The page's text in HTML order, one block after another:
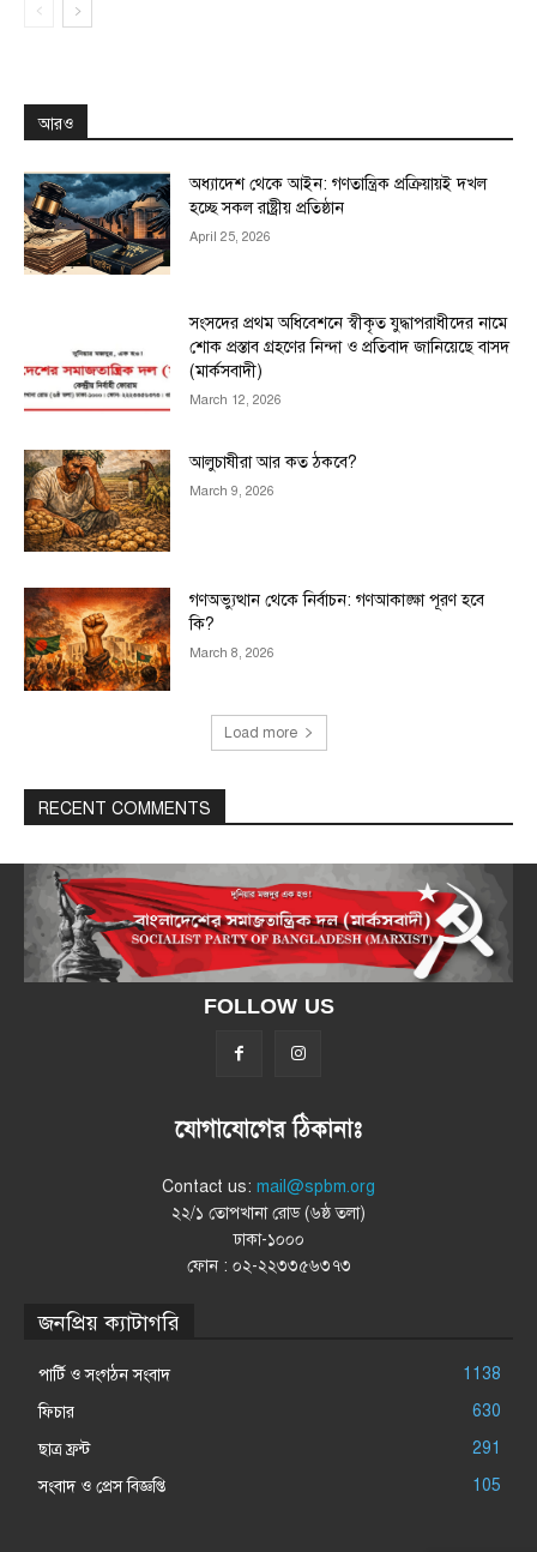
আরও
অধ্যাদেশ থেকে আইন: গণতান্ত্রিক প্রক্রিয়ায়ই দখল
হচ্ছে সকল রাষ্ট্রীয় প্রতিষ্ঠান
April 25, 2026
সংসদের প্রথম অধিবেশনে স্বীকৃত যুদ্ধাপরাধীদের নামে
শোক প্রস্তাব গ্রহণের নিন্দা ও প্রতিবাদ জানিয়েছে বাসদ
(মার্কসবাদী)
March 12, 2026
আলুচাষীরা আর কত ঠকবে?
March 9, 2026
গণঅভ্যুত্থান থেকে নির্বাচন: গণআকাঙ্ক্ষা পূরণ হবে
কি?
March 8, 2026
Load more
RECENT COMMENTS
FOLLOW US
যোগাযোগের ঠিকানাঃ
Contact us: mail@spbm.org
২২/১ তোপখানা রোড (৬ষ্ঠ তলা)
ঢাকা-১০০০
ফোন : ০২-২২৩৩৫৬৩৭৩
জনপ্রিয় ক্যাটাগরি
পার্টি ও সংগঠন সংবাদ
1138
ফিচার
630
ছাত্র ফ্রন্ট
291
সংবাদ ও প্রেস বিজ্ঞপ্তি
105